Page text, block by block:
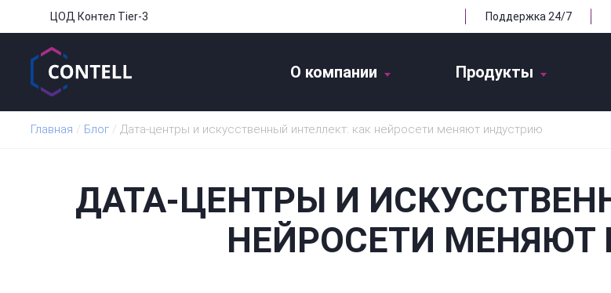
ЦОД Контел Tier-3 Поддержка 24/7
О компании Продукты
Главная / Блог / Дата-центры и искусственный интеллект: как нейросети меняют индустрию
ДАТА-ЦЕНТРЫ И
НЕЙРОСЕТИ